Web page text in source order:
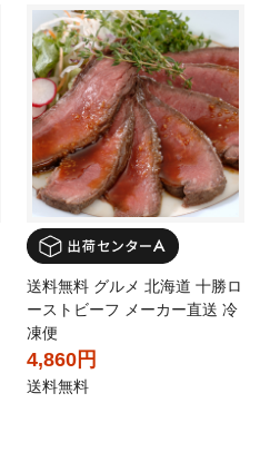
送料無料 グルメ 北海道 十勝ロ
ーストビーフ メーカー直送 冷
凍便
4,860円
送料無料